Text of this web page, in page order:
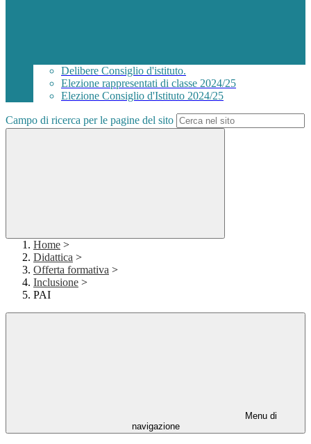
Delibere Consiglio d'istituto.
Elezione rappresentati di classe 2024/25
Elezione Consiglio d'Istituto 2024/25
Campo di ricerca per le pagine del sito
Home >
Didattica >
Offerta formativa >
Inclusione >
PAI
Menu di
navigazione